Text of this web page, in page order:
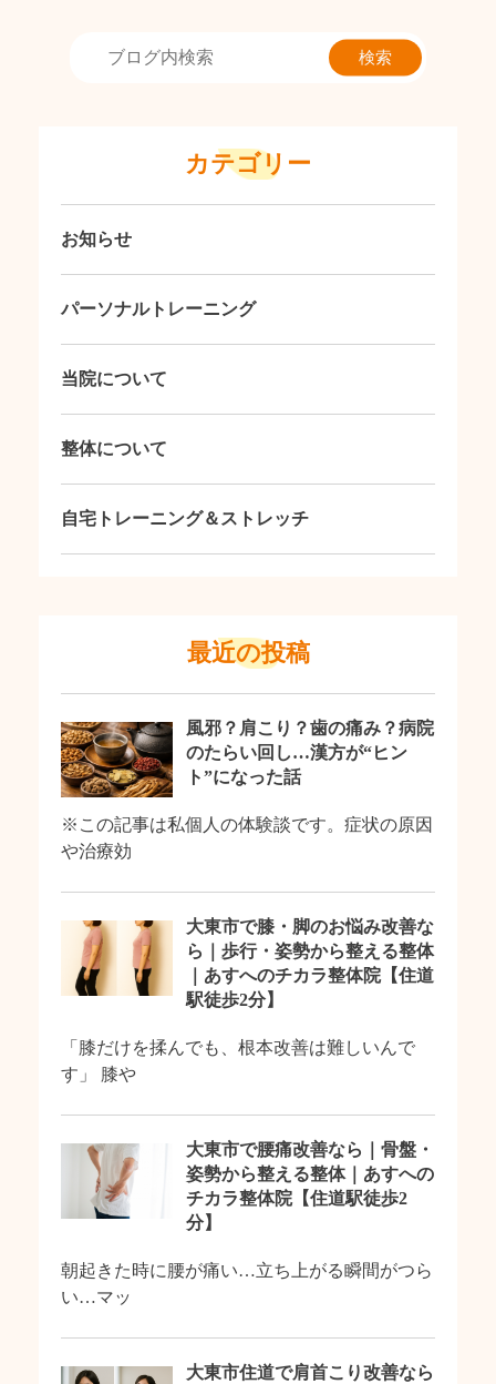
カテゴリー
お知らせ
パーソナルトレーニング
当院について
整体について
自宅トレーニング＆ストレッチ
最近の投稿
風邪？肩こり？歯の痛み？病院
のたらい回し…漢方が“ヒン
ト”になった話
※この記事は私個人の体験談です。症状の原因
や治療効
大東市で膝・脚のお悩み改善な
ら｜歩行・姿勢から整える整体
｜あすへのチカラ整体院【住道
駅徒歩2分】
「膝だけを揉んでも、根本改善は難しいんで
す」 膝や
大東市で腰痛改善なら｜骨盤・
姿勢から整える整体｜あすへの
チカラ整体院【住道駅徒歩2
分】
朝起きた時に腰が痛い…立ち上がる瞬間がつら
い…マッ
大東市住道で肩首こり改善なら